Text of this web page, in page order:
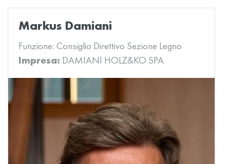
Markus Damiani
Funzione: Consiglio Direttivo Sezione Legno
Impresa: DAMIANI HOLZ&KO SPA